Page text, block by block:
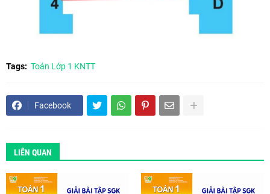
Tags: Toán Lớp 1 KNTT
Facebook
LIÊN QUAN